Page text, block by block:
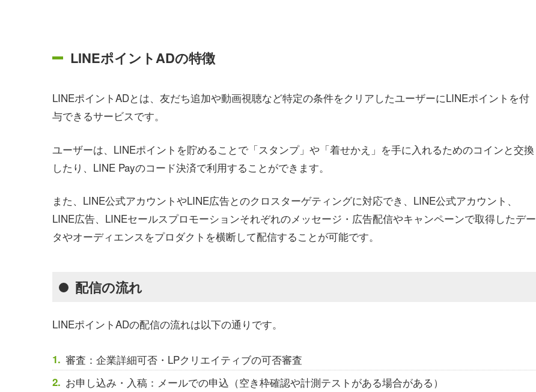
LINEポイントADの特徴
LINEポイントADとは、友だち追加や動画視聴など特定の条件をクリアしたユーザーにLINEポイントを付
与できるサービスです。
ユーザーは、LINEポイントを貯めることで「スタンプ」や「着せかえ」を手に入れるためのコインと交換
したり、LINE Payのコード決済で利用することができます。
また、LINE公式アカウントやLINE広告とのクロスターゲティングに対応でき、LINE公式アカウント、
LINE広告、LINEセールスプロモーションそれぞれのメッセージ・広告配信やキャンペーンで取得したデー
タやオーディエンスをプロダクトを横断して配信することが可能です。
配信の流れ
LINEポイントADの配信の流れは以下の通りです。
審査：企業詳細可否・LPクリエイティブの可否審査
お申し込み・入稿：メールでの申込（空き枠確認や計測テストがある場合がある）